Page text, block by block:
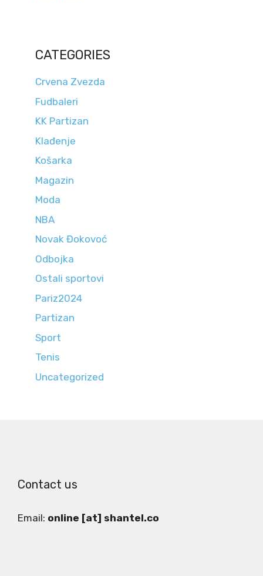
CATEGORIES
Crvena Zvezda
Fudbaleri
KK Partizan
Klađenje
Košarka
Magazin
Moda
NBA
Novak Đokovoć
Odbojka
Ostali sportovi
Pariz2024
Partizan
Sport
Tenis
Uncategorized
Contact us
Email: online [at] shantel.co